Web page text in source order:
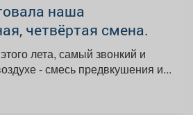
наша
четвёртая смена.
лета, самый звонкий и
В воздухе - смесь предвкушения и...